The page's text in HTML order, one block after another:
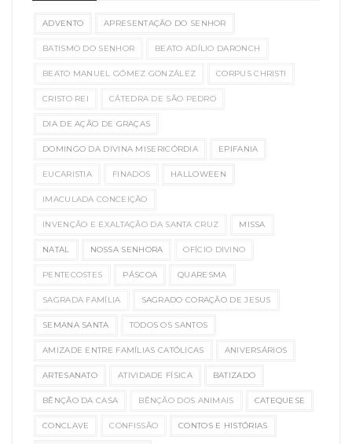
ADVENTO APRESENTAÇÃO DO SENHOR
BATISMO DO SENHOR BEATO ADÍLIO DARONCH
BEATO MANUEL GÓMEZ GONZÁLEZ CORPUS CHRISTI
CRISTO REI CÁTEDRA DE SÃO PEDRO
DIA DE AÇÃO DE GRAÇAS
DOMINGO DA DIVINA MISERICÓRDIA EPIFANIA
EUCARISTIA FINADOS HALLOWEEN
IMACULADA CONCEIÇÃO
INVENÇÃO E EXALTAÇÃO DA SANTA CRUZ MISSA
NATAL NOSSA SENHORA OFÍCIO DIVINO
PENTECOSTES PÁSCOA QUARESMA
SAGRADA FAMÍLIA SAGRADO CORAÇÃO DE JESUS
SEMANA SANTA TODOS OS SANTOS
AMIZADE ENTRE FAMÍLIAS CATÓLICAS ANIVERSÁRIOS
ARTESANATO ATIVIDADE FÍSICA BATIZADO
BÊNÇÃO DA CASA BÊNÇÃO DOS ANIMAIS CATEQUESE
CONCLAVE CONFISSÃO CONTOS E HISTÓRIAS